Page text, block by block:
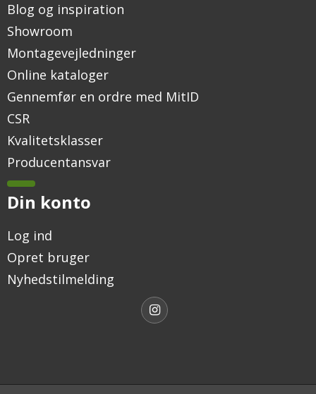
Blog og inspiration
Showroom
Montagevejledninger
Online kataloger
Gennemfør en ordre med MitID
CSR
Kvalitetsklasser
Producentansvar
Din konto
Log ind
Opret bruger
Nyhedstilmelding